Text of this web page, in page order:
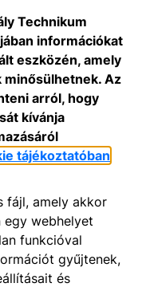
Technikum
információkat
eszközén, amely
minősülhetnek. Az
arról, hogy
kívánja
tájékoztatóban
fájl, amely akkor
egy webhelyet
funkcióval
gyűjtenek,
és